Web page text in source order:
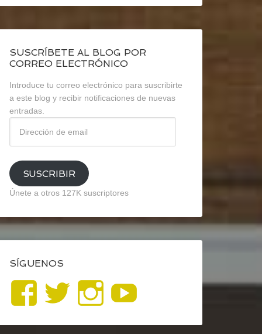
SUSCRÍBETE AL BLOG POR
CORREO ELECTRÓNICO
Introduce tu correo electrónico para suscribirte
a este blog y recibir notificaciones de nuevas
entradas.
email
SUSCRIBIR
Únete a otros 127K suscriptores
SÍGUENOS
Ver
perfil
Ver
perfil
Ver
perfil
YouTube